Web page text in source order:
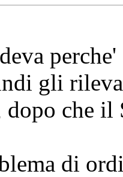
gli
dopo che
di